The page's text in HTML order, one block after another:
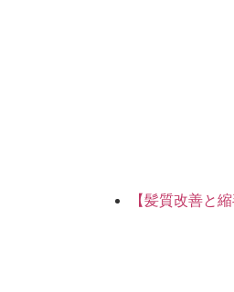
【髪質改善と